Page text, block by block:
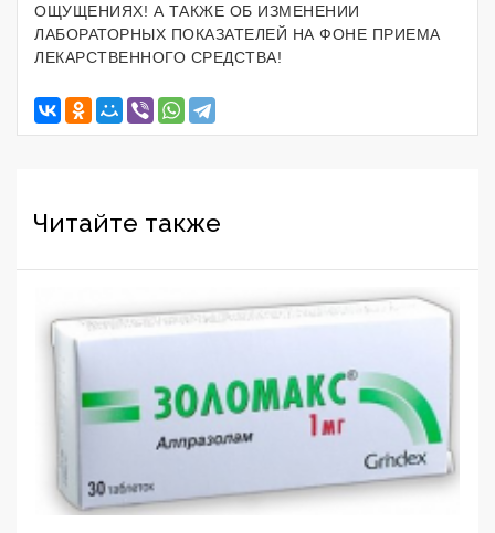
ОЩУЩЕНИЯХ! А ТАКЖЕ ОБ ИЗМЕНЕНИИ
ЛАБОРАТОРНЫХ ПОКАЗАТЕЛЕЙ НА ФОНЕ ПРИЕМА
ЛЕКАРСТВЕННОГО СРЕДСТВА!
Читайте также